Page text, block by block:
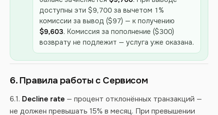
доступны эти $9,700 за вычетом 1%
комиссии за вывод ($97) — к получению
$9,603. Комиссия за пополнение ($300)
возврату не подлежит — услуга уже оказана.
6. Правила работы с Сервисом
6.1. Decline rate — процент отклонённых транзакций —
не должен превышать 15% в месяц. При превышении